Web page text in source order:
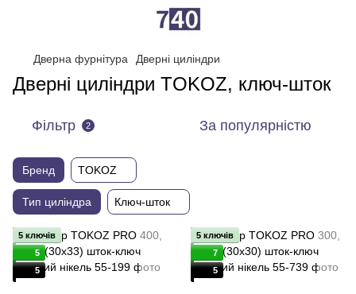
Дверна фурнітура Дверні циліндри
Дверні циліндри TOKOZ, ключ-шток
Фільтр 2 За популярністю
Бренд TOKOZ
Тип циліндра Ключ-шток
5 ключів
5
5
5 ключів
7
5